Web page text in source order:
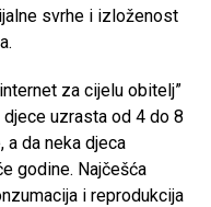
svrhe i izloženost
za cijelu obitelj”
uzrasta od 4 do 8
da neka djeca
godine. Najčešća
i reprodukcija